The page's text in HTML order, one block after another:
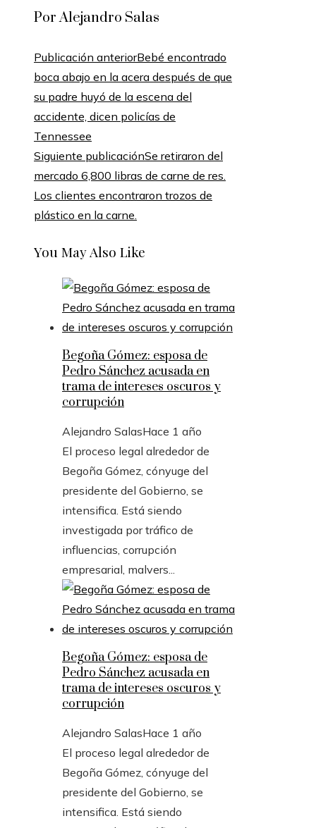
Por Alejandro Salas
Publicación anteriorBebé encontrado
boca abajo en la acera después de que
su padre huyó de la escena del
accidente, dicen policías de
Tennessee
Siguiente publicaciónSe retiraron del
mercado 6,800 libras de carne de res.
Los clientes encontraron trozos de
plástico en la carne.
You May Also Like
Begoña Gómez: esposa de
Pedro Sánchez acusada en
trama de intereses oscuros y
corrupción
Alejandro SalasHace 1 año
El proceso legal alrededor de
Begoña Gómez, cónyuge del
presidente del Gobierno, se
intensifica. Está siendo
investigada por tráfico de
influencias, corrupción
empresarial, malvers...
Begoña Gómez: esposa de
Pedro Sánchez acusada en
trama de intereses oscuros y
corrupción
Alejandro SalasHace 1 año
El proceso legal alrededor de
Begoña Gómez, cónyuge del
presidente del Gobierno, se
intensifica. Está siendo